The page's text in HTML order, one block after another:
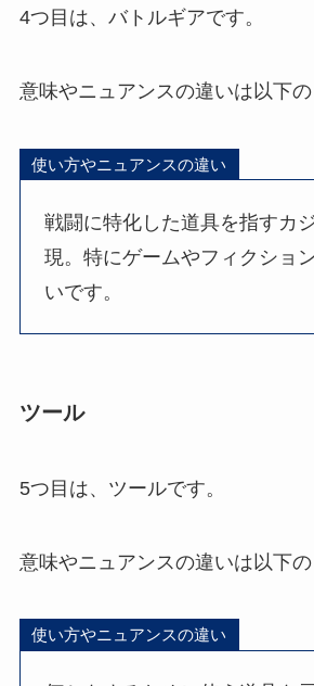
4つ目は、バトルギアです。
意味やニュアンスの違いは以下の
使い方やニュアンスの違い
戦闘に特化した道具を指すカ
現。特にゲームやフィクショ
いです。
ツール
5つ目は、ツールです。
意味やニュアンスの違いは以下の
使い方やニュアンスの違い